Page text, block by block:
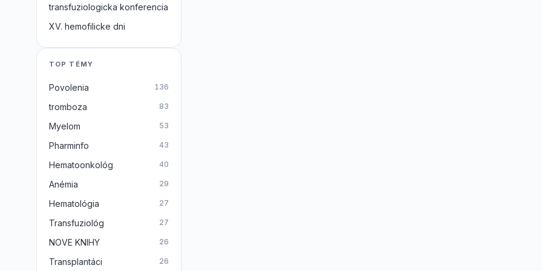
transfuziologicka konferencia
XV. hemofilicke dni
TOP TÉMY
Povolenia 136
tromboza 83
Myelom 53
Pharminfo 43
Hematoonkológ 40
Anémia 29
Hematológia 27
Transfuziológ 27
NOVE KNIHY 26
Transplantáci 26